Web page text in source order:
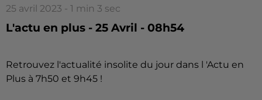
25 avril 2023 - 1 min 3 sec
L'actu en plus - 25 Avril - 08h54
Retrouvez l'actualité insolite du jour dans l 'Actu en
Plus à 7h50 et 9h45 !